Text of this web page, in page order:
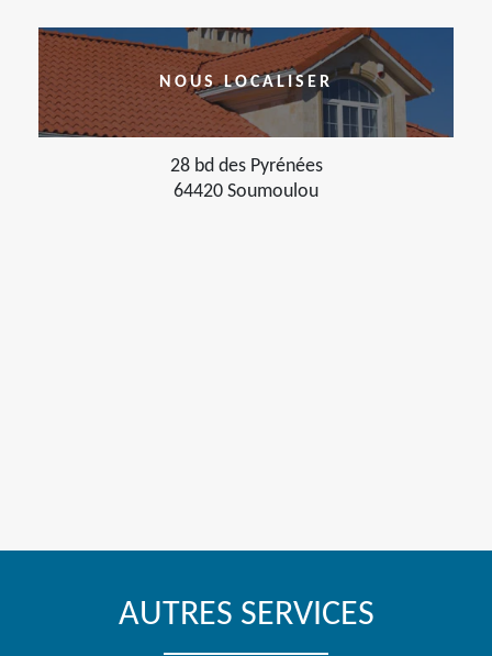
NOUS LOCALISER
28 bd des Pyrénées
64420 Soumoulou
AUTRES SERVICES